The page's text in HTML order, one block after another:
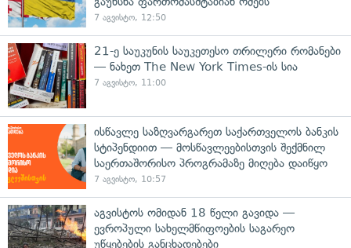
7 აგვისტო, 12:50
21-ე საუკუნის საუკეთესო თრილერი რომანები
— ნახეთ The New York Times-ის სია
7 აგვისტო, 11:00
ისწავლე საზღვარგარეთ საქართველოს ბანკის
სტიპენდიით — მოსწავლეებისთვის შექმნილ
საერთაშორისო პროგრამაზე მიღება დაიწყო
7 აგვისტო, 10:57
აგვისტოს ომიდან 18 წელი გავიდა —
ევროპული სახელმწიფოების საგარეო
უწყებების განცხადებები